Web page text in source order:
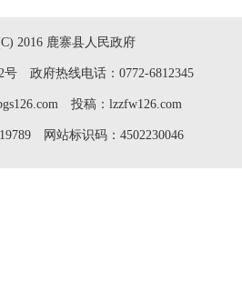
2016 鹿寨县人民政府
号 政府热线电话：0772-6812345
投稿：lzzfw126.com
网站标识码：4502230046